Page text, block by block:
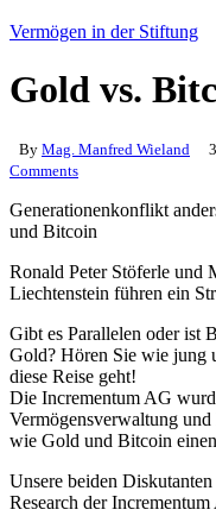
Vermögen in der Stiftung
Gold vs.
By Mag. Manfred Wieland
Comments
Generationenkonflikt
und Bitcoin
Ronald Peter Stöferle und
Liechtenstein führen ein
Gibt es Parallelen oder ist
Gold? Hören Sie wie jung
diese Reise geht!
Die Incrementum AG
Vermögensverwaltung und
wie Gold und Bitcoin
Unsere beiden
Research der